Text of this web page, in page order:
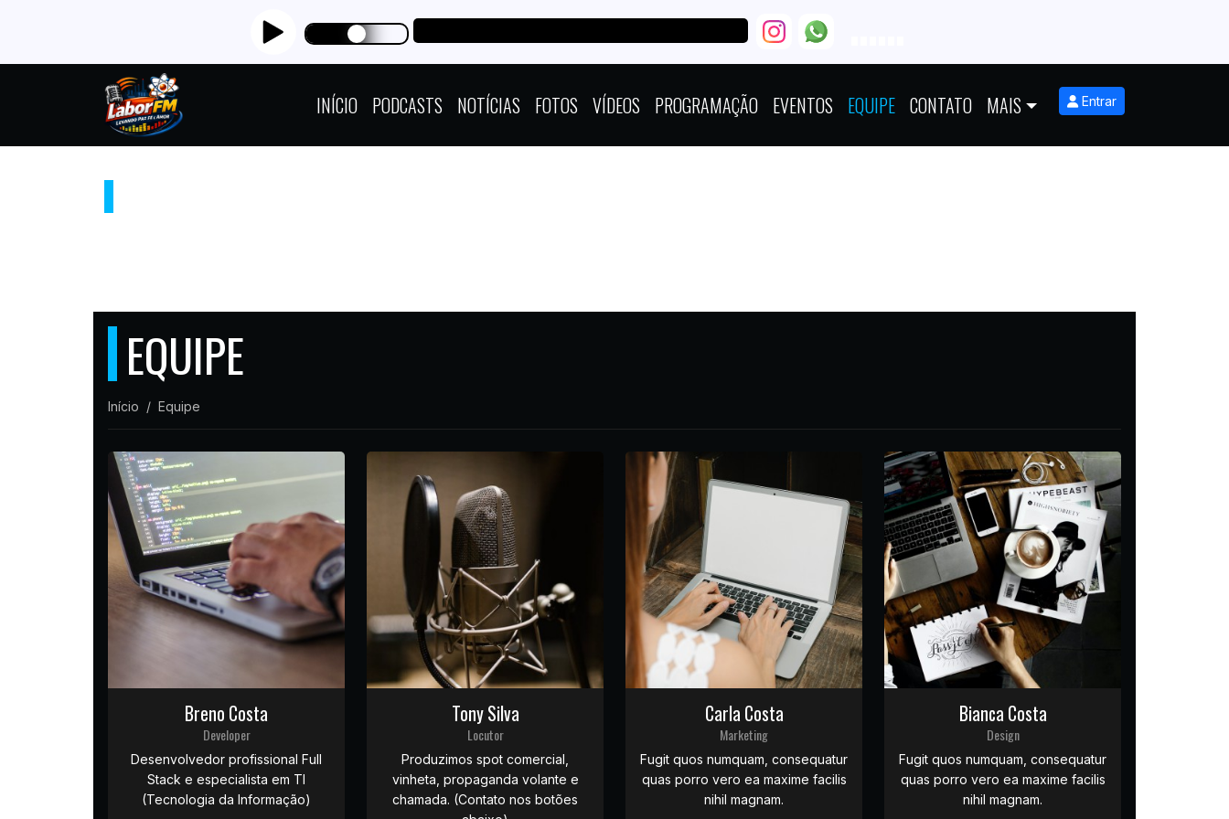
INÍCIO PODCASTS NOTÍCIAS FOTOS VÍDEOS PROGRAMAÇÃO EVENTOS EQUIPE CONTATO MAIS Entrar
EQUIPE
Início Equipe
Breno Costa
Developer
Desenvolvedor profissional Full
Stack e especialista em TI
(Tecnologia da Informação)
Tony Silva
Locutor
Produzimos spot comercial,
vinheta, propaganda volante e
chamada. (Contato nos botões
Carla Costa
Marketing
Fugit quos numquam, consequatur
quas porro vero ea maxime facilis
nihil magnam.
Bianca Costa
Design
Fugit quos numquam, consequatur
quas porro vero ea maxime facilis
nihil magnam.